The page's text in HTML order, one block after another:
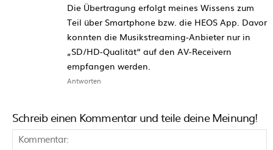
Die Übertragung erfolgt meines Wissens zum
Teil über Smartphone bzw. die HEOS App. Davor
konnten die Musikstreaming-Anbieter nur in
„SD/HD-Qualität“ auf den AV-Receivern
empfangen werden.
Antworten
Schreib einen Kommentar und teile deine Meinung!